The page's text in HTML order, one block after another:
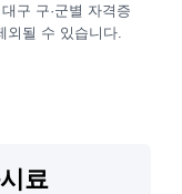
구 구·군별 자격증
외될 수 있습니다.
료